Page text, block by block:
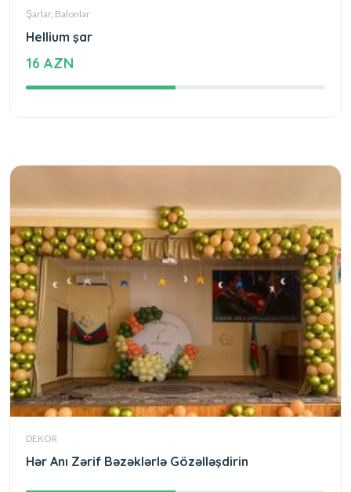
Şarlar, Balonlar
Hellium şar
16 AZN
DEKOR
Hər Anı Zərif Bəzəklərlə Gözəlləşdirin